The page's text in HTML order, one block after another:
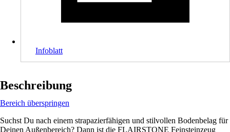
Infoblatt
Beschreibung
Bereich überspringen
Suchst Du nach einem strapazierfähigen und stilvollen Bodenbelag für
Deinen Außenbereich? Dann ist die FLAIRSTONE Feinsteinzeug